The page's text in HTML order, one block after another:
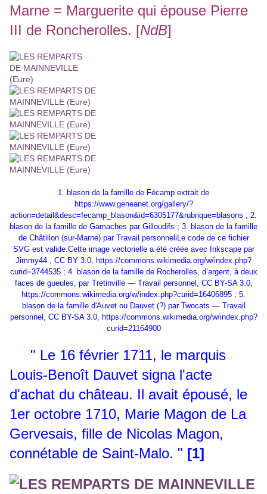
Marne = Marguerite qui épouse Pierre
III de Roncherolles. [NdB]
1. blason de la famille de Fécamp extrait de
https://www.geneanet.org/gallery/?
action=detail&desc=fecamp_blason&id=6305177&rubrique=blasons ; 2.
blason de la famille de Gamaches par Gilloudifs ; 3. blason de la famille
de Châtillon (sur-Marne) par Travail personneliLe code de ce fichier
SVG est valide.Cette image vectorielle a été créée avec Inkscape par
Jimmy44., CC BY 3.0, https://commons.wikimedia.org/w/index.php?
curid=3744535; 4. blason de la famille de Rocherolles, d’argent, à deux
faces de gueules, par Tretinville — Travail personnel, CC BY-SA 3.0,
https://commons.wikimedia.org/w/index.php?curid=16406895 ; 5.
blason de la famille d'Auvet ou Dauvet (?) par Twocats — Travail
personnel, CC BY-SA 3.0, https://commons.wikimedia.org/w/index.php?
curid=21164900
" Le 16 février 1711, le marquis
Louis-Benoît Dauvet signa l'acte
d'achat du château. Il avait épousé, le
1er octobre 1710, Marie Magon de La
Gervesais, fille de Nicolas Magon,
connétable de Saint-Malo. " [1]